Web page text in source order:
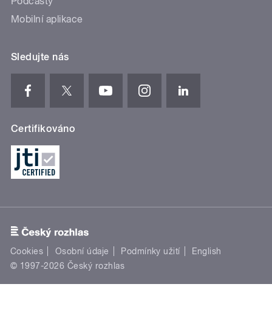
Mobilní aplikace
Sledujte nás
Certifikováno
Cookies Osobní údaje Podmínky užití
English
© 1997-2026 Český rozhlas